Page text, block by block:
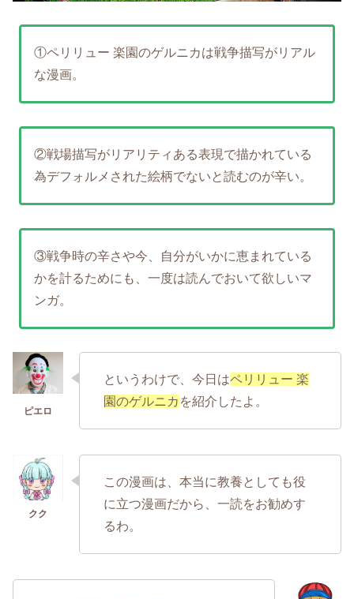
①ペリリュー 楽園のゲルニカは戦争描写がリアル
な漫画。
②戦場描写がリアリティある表現で描かれている
為デフォルメされた絵柄でないと読むのが辛い。
③戦争時の辛さや今、自分がいかに恵まれている
かを計るためにも、一度は読んでおいて欲しいマ
ンガ。
というわけで、今日はペリリュー 楽
園のゲルニカ を紹介したよ。
この漫画は、本当に教養としても役
に立つ漫画だから、一読をお勧めす
るわ。